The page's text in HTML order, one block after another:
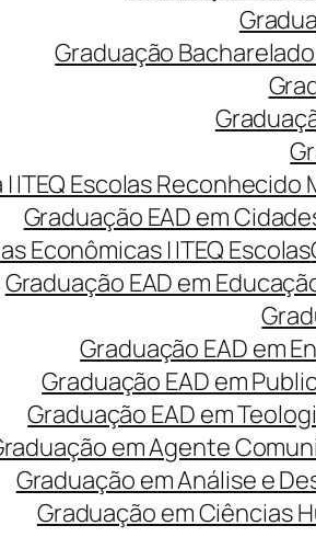
Graduação
ITEQ Escolas Reconhecido
Graduação EAD em
Econômicas | ITEQ Escolas
Graduação EAD em
Graduação EAD em
Graduação EAD em
Graduação EAD em
em Agente
Graduação em Análise e
Graduação em Ciências